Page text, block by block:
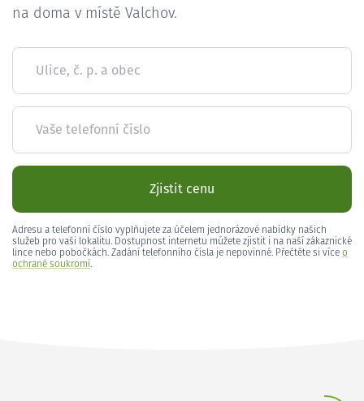
na doma v místě Valchov.
Ulice, č. p. a obec
Vaše telefonní číslo
Zjistit cenu
Adresu a telefonní číslo vyplňujete za účelem jednorázové nabídky našich
služeb pro vaši lokalitu. Dostupnost internetu můžete zjistit i na naší zákaznické
lince nebo pobočkách. Zadání telefonního čísla je nepovinné. Přečtěte si více o
ochraně soukromí.